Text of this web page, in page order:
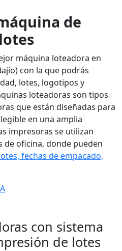
de
máquina loteadora en
con la que podrás
lotes, logotipos y
loteadoras son tipos
que están diseñadas para
en una amplia
impresoras se utilizan
oficina, donde pueden
fechas de empacado,
con sistema
de lotes